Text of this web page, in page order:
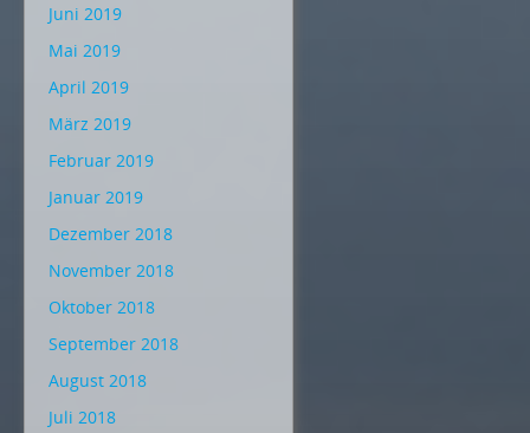
Juni 2019
Mai 2019
April 2019
März 2019
Februar 2019
Januar 2019
Dezember 2018
November 2018
Oktober 2018
September 2018
August 2018
Juli 2018